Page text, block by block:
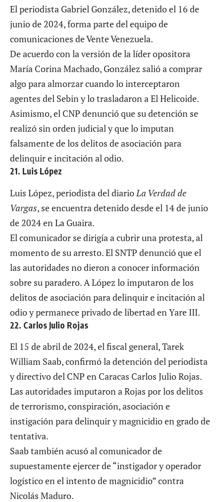
El periodista Gabriel González, detenido el 16 de
junio de 2024, forma parte del equipo de
comunicaciones de Vente Venezuela.
De acuerdo con la versión de la líder opositora
María Corina Machado, González salió a comprar
algo para almorzar cuando lo interceptaron
agentes del Sebin y lo trasladaron a El Helicoide.
Asimismo, el CNP denunció que su detención se
realizó sin orden judicial y que lo imputan
falsamente de los delitos de asociación para
delinquir e incitación al odio.
21. Luis López
Luis López, periodista del diario La Verdad de
Vargas, se encuentra detenido desde el 14 de junio
de 2024 en La Guaira.
El comunicador se dirigía a cubrir una protesta, al
momento de su arresto. El SNTP denunció que el
las autoridades no dieron a conocer información
sobre su paradero. A López lo imputaron de los
delitos de asociación para delinquir e incitación al
odio y permanece privado de libertad en Yare III.
22. Carlos Julio Rojas
El 15 de abril de 2024, el fiscal general, Tarek
William Saab, confirmó la detención del periodista
y directivo del CNP en Caracas Carlos Julio Rojas.
Las autoridades imputaron a Rojas por los delitos
de terrorismo, conspiración, asociación e
instigación para delinquir y magnicidio en grado de
tentativa.
Saab también acusó al comunicador de
supuestamente ejercer de “instigador y operador
logístico en el intento de magnicidio” contra
Nicolás Maduro.